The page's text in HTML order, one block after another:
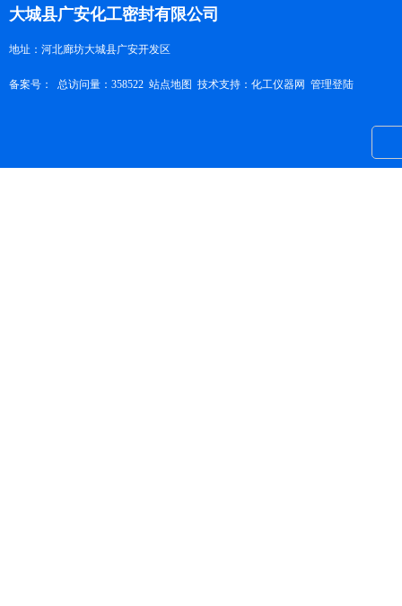
大城县广安化工密封有限公司
地址：河北廊坊大城县广安开发区
备案号： 总访问量：358522 站点地图 技术支持： 化工仪器网 管理登陆